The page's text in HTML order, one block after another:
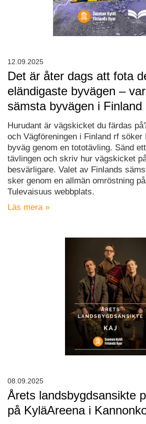
Det är åter dags att fota
eländigaste byvägen –
sämsta byvägen i Finland
Hurudant är vägskicket du färdas
och Vägföreningen i Finland rf söker
byväg genom en tototävling. Sänd
tävlingen och skriv hur vägskicket
besvärligare. Valet av Finlands
sker genom en allmän omröstning
Tulevaisuus webbplats.
Läs mera »
12.09.2025
Årets landsbygdsansikte
på KyläAreena i
08.09.2025